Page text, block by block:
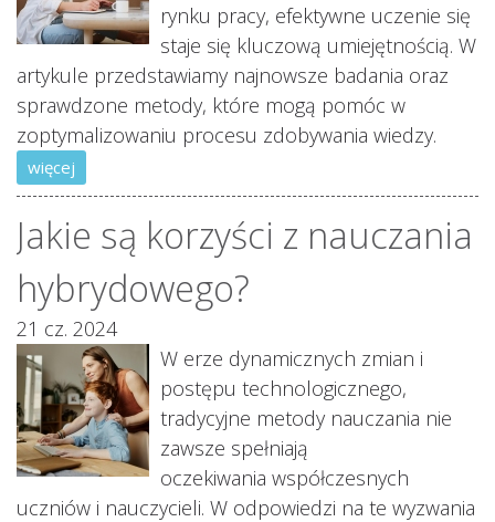
rynku pracy, efektywne uczenie się
staje się kluczową umiejętnością. W
artykule przedstawiamy najnowsze badania oraz
sprawdzone metody, które mogą pomóc w
zoptymalizowaniu procesu zdobywania wiedzy.
więcej
Jakie są korzyści z nauczania
hybrydowego?
21 cz. 2024
W erze dynamicznych zmian i
postępu technologicznego,
tradycyjne metody nauczania nie
zawsze spełniają
oczekiwania współczesnych
uczniów i nauczycieli. W odpowiedzi na te wyzwania